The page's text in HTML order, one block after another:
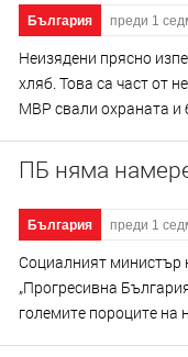
България преди 1
Неизядени прясно
хляб. Това са част от
МВР свали охраната и
ПБ няма
България преди 1
Социалният министър
„Прогресивна
големите пороците на